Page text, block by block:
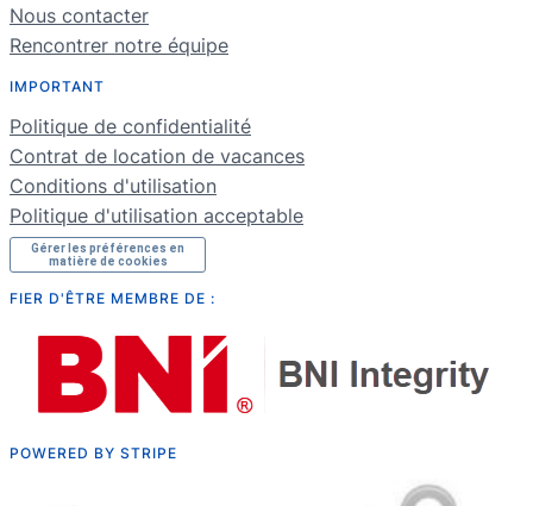
PT
DE
NL
RU
Nous contacter
Rencontrer notre équipe
IMPORTANT
Politique de confidentialité
Contrat de location de vacances
Conditions d'utilisation
Politique d'utilisation acceptable
Gérer les préférences en
matière de cookies
FIER D'ÊTRE MEMBRE DE :
POWERED BY STRIPE